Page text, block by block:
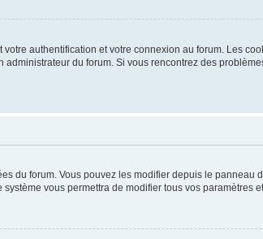
authentification et votre connexion au forum. Les
du forum. Si vous rencontrez des
du forum. Vous pouvez les modifier depuis le panneau
vous permettra de modifier tous vos paramètres